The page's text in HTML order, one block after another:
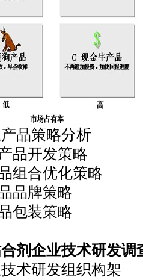
品策略分析
发策略
优化策略
牌策略
装策略
剂企业技术研发调
研发组织构架